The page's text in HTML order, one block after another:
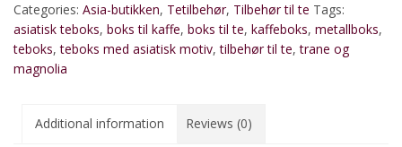
motiv:
Trane
og
magnolia
Categories: Asia-butikken, Tetilbehør, Tilbehør til te Tags:
asiatisk teboks, boks til kaffe, boks til te, kaffeboks, metallboks,
teboks,teboks med asiatisk motiv,tilbehør til te,trane og
magnolia
Additional information Reviews (0)